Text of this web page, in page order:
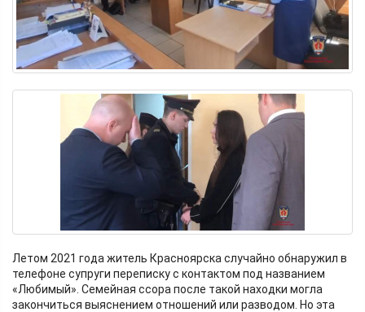
Летом 2021 года житель Красноярска случайно обнаружил в
телефоне супруги переписку с контактом под названием
«Любимый». Семейная ссора после такой находки могла
закончиться выяснением отношений или разводом. Но эта